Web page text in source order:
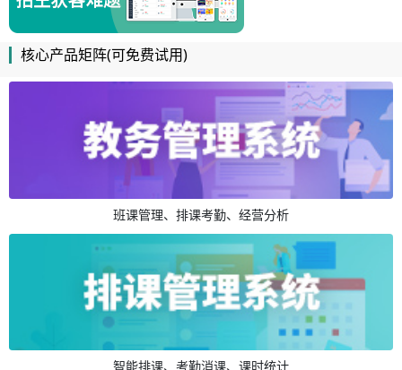
核心产品矩阵(可免费试用)
班课管理、排课考勤、经营分析
智能排课、考勤消课、课时统计